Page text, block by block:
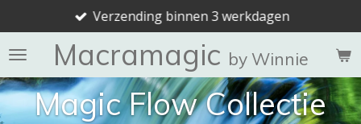
direct
naar
de
hoofdinhoud
Macramagic by Winnie
Verzending binnen 3 werkdagen
Magic Flow Collectie